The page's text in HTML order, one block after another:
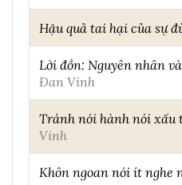
Hậu quả tai hại của sự
Lời đồn: Nguyên nhân
Đan Vinh
Tránh nói hành nói xấu
Vinh
Khôn ngoan nói ít nghe